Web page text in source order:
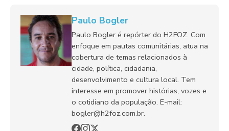
Paulo Bogler
Paulo Bogler é repórter do H2FOZ. Com
enfoque em pautas comunitárias, atua na
cobertura de temas relacionados à
cidade, política, cidadania,
desenvolvimento e cultura local. Tem
interesse em promover histórias, vozes e
o cotidiano da população. E-mail:
bogler@h2foz.com.br.